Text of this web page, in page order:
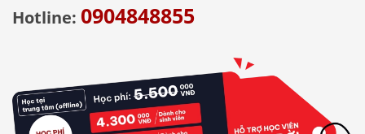
Hotline: 0904848855